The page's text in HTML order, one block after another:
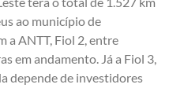
ao município de
a ANTT, Fiol 2, entre
em andamento. Já a Fiol 3,
depende de investidores